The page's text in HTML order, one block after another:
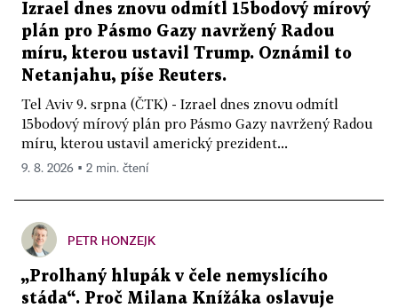
Izrael dnes znovu odmítl 15bodový mírový
plán pro Pásmo Gazy navržený Radou
míru, kterou ustavil Trump. Oznámil to
Netanjahu, píše Reuters.
Tel Aviv 9. srpna (ČTK) - Izrael dnes znovu odmítl
15bodový mírový plán pro Pásmo Gazy navržený Radou
míru, kterou ustavil americký prezident...
9. 8. 2026 ▪ 2 min. čtení
PETR HONZEJK
„Prolhaný hlupák v čele nemyslícího
stáda“. Proč Milana Knížáka oslavuje